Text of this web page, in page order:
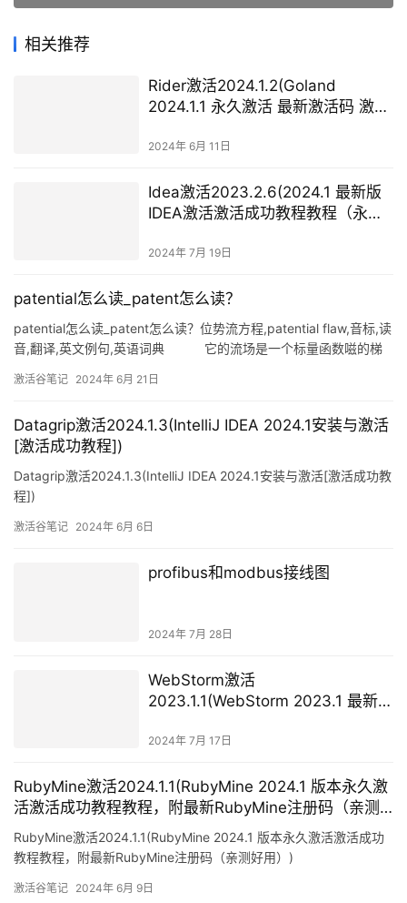
相关推荐
Rider激活2024.1.2(Goland
2024.1.1 永久激活 最新激活码 激活
（亲测可用）)
2024年 6月 11日
Idea激活2023.2.6(2024.1 最新版
IDEA激活激活成功教程教程（永久
2024年 7月 19日
patential怎么读_patent怎么读？
patential怎么读_patent怎么读？位势流方程,patential flaw,音标,读
音,翻译,英文例句,英语词典 它的流场是一个标量函数嗞的梯
激活谷笔记 2024年 6月 21日
Datagrip激活2024.1.3(IntelliJ IDEA 2024.1安装与激活
[激活成功教程])
Datagrip激活2024.1.3(IntelliJ IDEA 2024.1安装与激活[激活成功教
程])
激活谷笔记 2024年 6月 6日
profibus和modbus接线图
2024年 7月 28日
WebStorm激活
2023.1.1(WebStorm 2023.1 最新变
2024年 7月 17日
RubyMine激活2024.1.1(RubyMine 2024.1 版本永久激
活激活成功教程教程，附最新RubyMine注册码（亲测
好用）)
RubyMine激活2024.1.1(RubyMine 2024.1 版本永久激活激活成功
教程教程，附最新RubyMine注册码（亲测好用）)
激活谷笔记 2024年 6月 9日